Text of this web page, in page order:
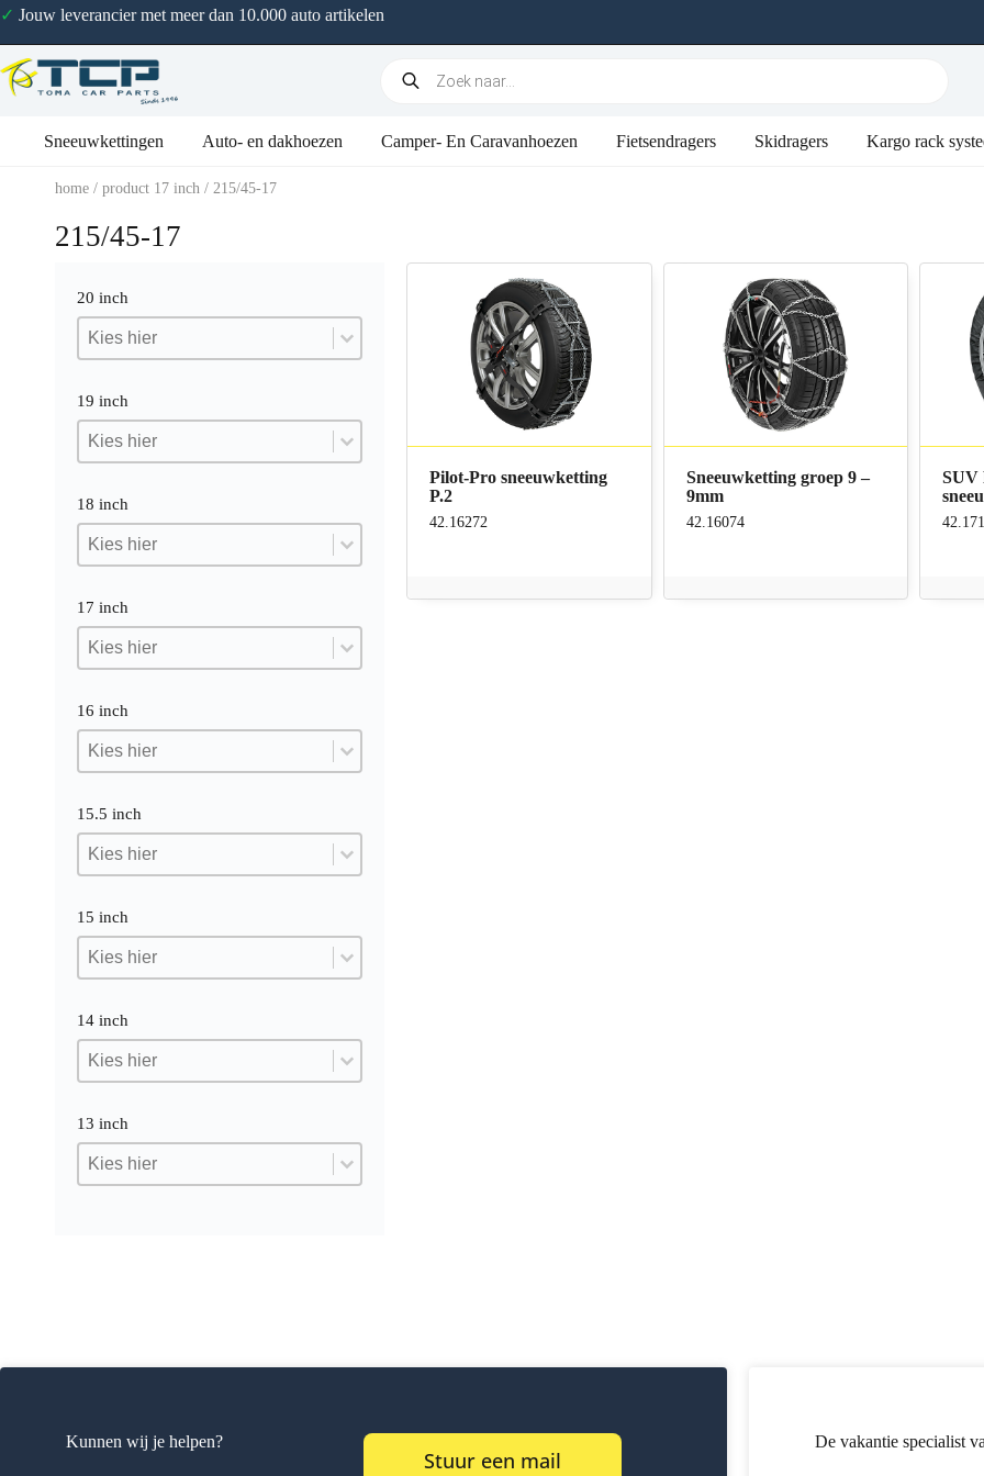
✓ Jouw leverancier met meer dan 10.000 auto artikelen
Sneeuwkettingen Auto- en dakhoezen Camper- En Caravanhoezen Fietsendragers Skidragers Kargo rack
home / product 17 inch / 215/45-17
215/45-17
20 inch
20 inch
20 inch
20 inch
19 inch
19 inch
19 inch
19 inch
18 inch
18 inch
18 inch
18 inch
17 inch
17 inch
17 inch
17 inch
16 inch
16 inch
16 inch
16 inch
15.5 inch
15.5 inch
15.5 inch
15.5 inch
15 inch
15 inch
15 inch
15 inch
14 inch
14 inch
14 inch
14 inch
13 inch
13 inch
13 inch
13 inch
Pilot-Pro sneeuwketting
P.2
42.16272
Sneeuwketting groep 9 –
9mm
42.16074
SUV
Kunnen wij je helpen?
Stuur een mail
De vakantie specialist